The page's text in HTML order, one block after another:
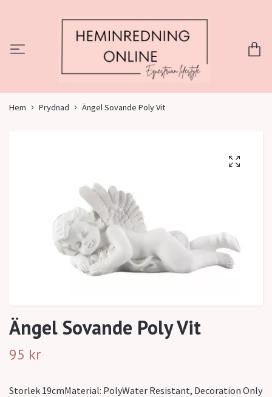
Hem Prydnad Ängel Sovande Poly Vit
Ängel Sovande Poly Vit
95 kr
Storlek 19cmMaterial: PolyWater Resistant, Decoration Only